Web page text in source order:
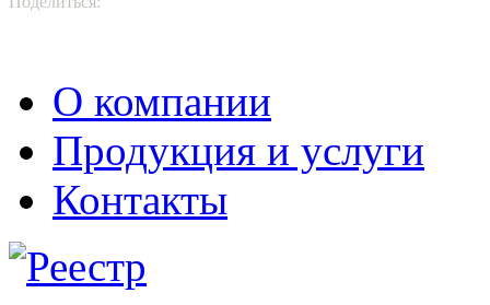
О компании
Продукция и услуги
Контакты